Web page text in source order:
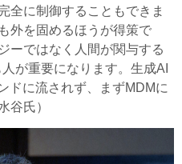
全に制御することもできま
外を固めるほうが得策で
ーではなく人間が関与する
が重要になります。生成AI
ドに流されず、まずMDMに
谷氏）